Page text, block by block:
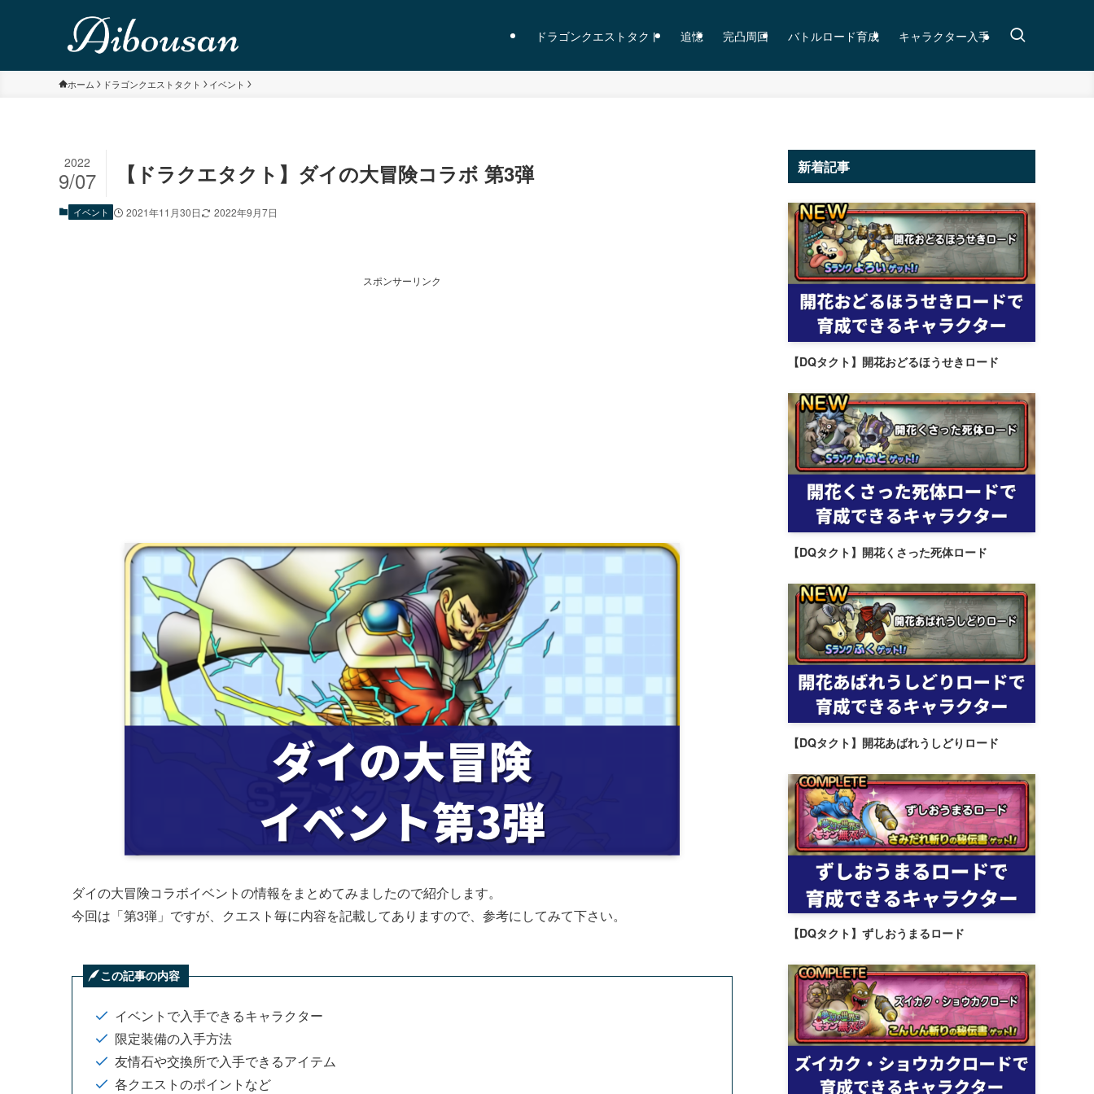
ドラゴンクエストタクト 追憶 完凸周回 バトルロード育成 キャラクター入手
ホーム ドラゴンクエストタクト イベント
【ドラクエタクト】ダイの大冒険コラボ 第3弾
2022
9/07
イベント 2021年11月30日 2022年9月7日
スポンサーリンク
ダイの大冒険コラボイベントの情報をまとめてみましたので紹介します。
今回は「第3弾」ですが、クエスト毎に内容を記載してありますので、参考にしてみて下さい。
この記事の内容
イベントで入手できるキャラクター
限定装備の入手方法
友情石や交換所で入手できるアイテム
各クエストのポイントなど
新着記事
【DQタクト】開花おどるほうせきロード
【DQタクト】開花くさった死体ロード
【DQタクト】開花あばれうしどりロード
【DQタクト】ずしおうまるロード